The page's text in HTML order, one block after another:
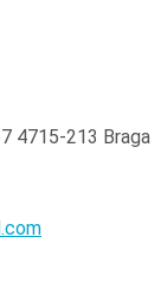
4715-213 Braga